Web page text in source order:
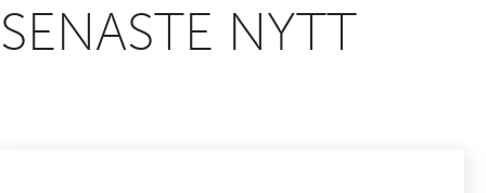
SENASTE NYTT